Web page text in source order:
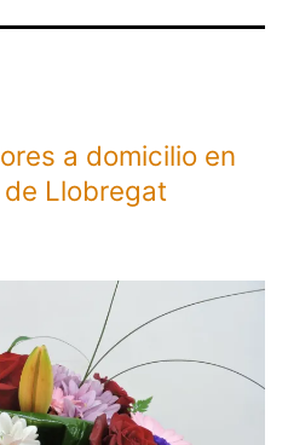
a domicilio en
Llobregat